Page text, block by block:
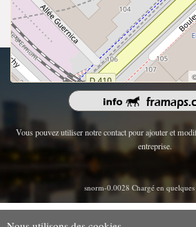
droits d'auteur 2026 | Tous les
Vous pouvez utiliser notre contact pour ajouter et
entreprise.
snorm-0.0028 Chargé en quelques